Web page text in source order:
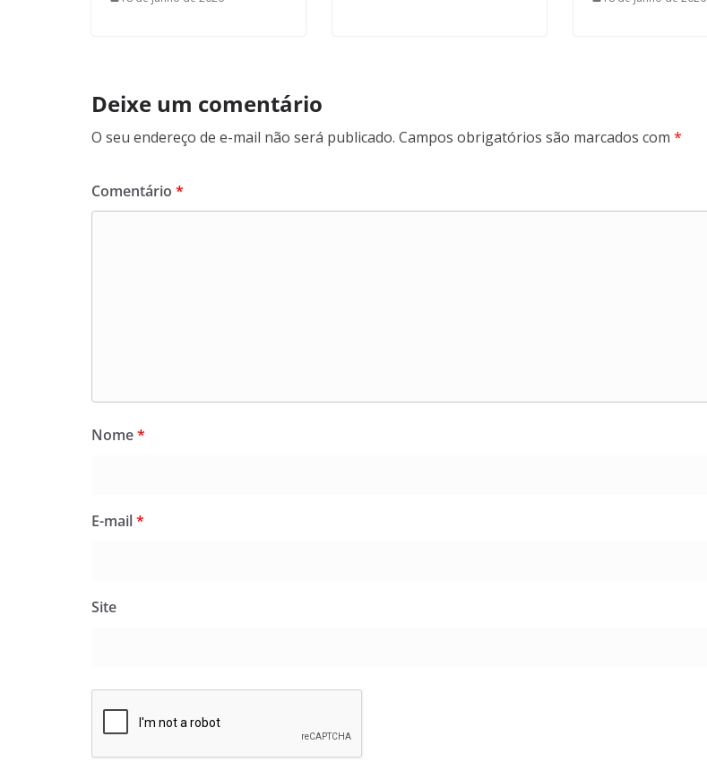
Deixe um comentário
O seu endereço de e-mail não será publicado. Campos obrigatórios são marcados com *
Comentário *
Nome*
E-mail*
Site